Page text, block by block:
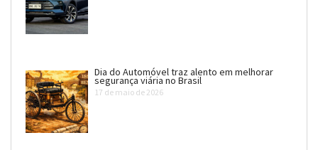
Dia do Automóvel traz alento em melhorar
segurança viária no Brasil
17 de maio de 2026